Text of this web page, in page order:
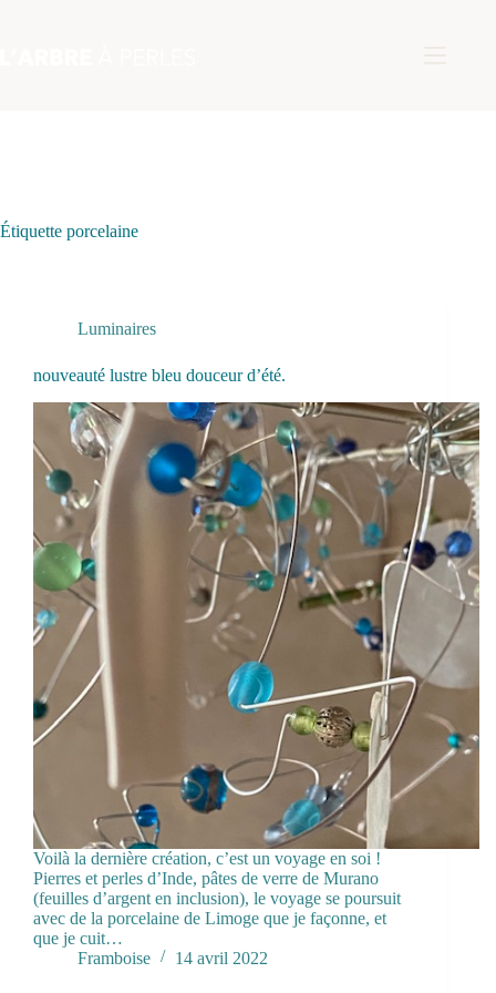
Étiquette porcelaine
Luminaires
nouveauté lustre bleu douceur d’été.
Voilà la dernière création, c’est un voyage en soi !
Pierres et perles d’Inde, pâtes de verre de Murano
(feuilles d’argent en inclusion), le voyage se poursuit
avec de la porcelaine de Limoge que je façonne, et
que je cuit…
Framboise
14 avril 2022